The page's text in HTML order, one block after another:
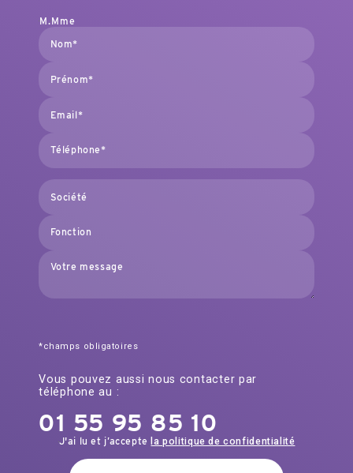
M.Mme
*champs obligatoires
Vous pouvez aussi nous contacter par
téléphone au :
01 55 95 85 10
J'ai lu et j’accepte la politique de confidentialité